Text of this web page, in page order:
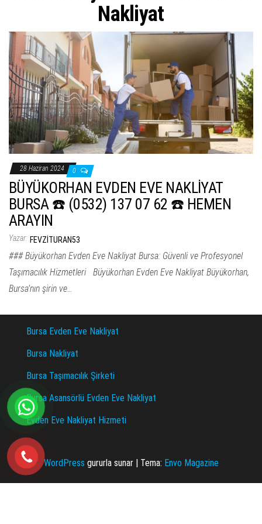
i
Nakliyat
28 Haziran 2024 0
BÜYÜKORHAN EVDEN EVE NAKLİYAT
BURSA ☎️ (0532) 137 07 62 ☎️ HEMEN
ARAYIN
Yazar: FEVZITURAN53
### Büyükorhan Evden Eve Nakliyat Bursa: Güvenli ve Profesyonel
Taşımacılık Hizmetleri Büyükorhan Evden Eve Nakliyat Büyükorhan,
Bursa’nın şirin ve…
Bursa Evden Eve Nakliyat
Bursa Nakliyat
Bursa Taşımacılık Şirketi
Bursa Asansörlü Evden Eve Nakliyat
Evden Eve Nakliyat Hizmeti
WordPress gururla sunar | Tema: Envo Magazine